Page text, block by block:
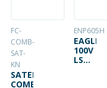
FC-
COMB-
SAT-
KN
SATELLIET
COMBINER
ENP605H
EAGLE
100V
LS